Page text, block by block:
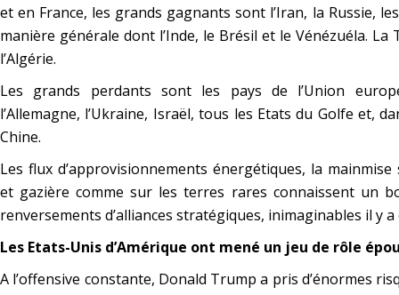
et en France, les grands gagnants sont l’Iran, la Russie,
manière générale dont l’Inde, le Brésil et le Vénézuéla.
l’Algérie.
Les grands perdants sont les pays de l’Union
l’Allemagne, l’Ukraine, Israël, tous les Etats du Golfe et,
Chine.
Les flux d’approvisionnements énergétiques, la
et gazière comme sur les terres rares connaissent un
renversements d’alliances stratégiques, inimaginables il y
Les Etats-Unis d’Amérique ont mené un jeu de rôle
A l’offensive constante, Donald Trump a pris d’énormes